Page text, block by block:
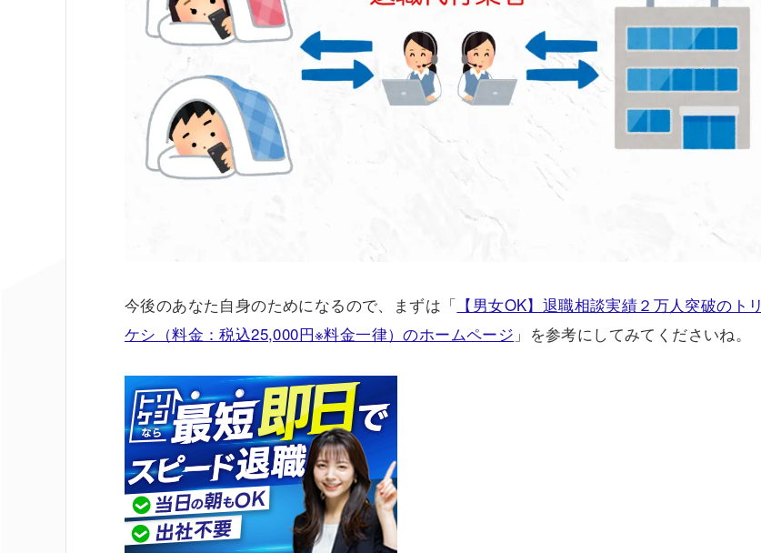
今後のあなた自身のためになるので、まずは「 【男女OK】退職相談実績２万人突破のトリ
ケシ（料金：税込25,000円※料金一律）のホームページ 」を参考にしてみてくださいね。